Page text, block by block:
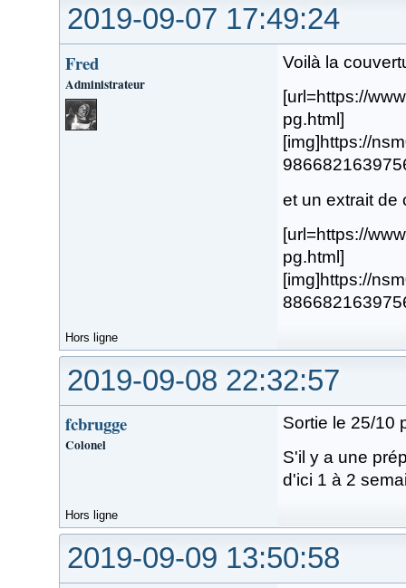
2019-09-07 17:49:24
Fred
Administrateur
Voilà la
[url=https://
pg.html]
[img]https://
et un extrait de
[url=https://
pg.html]
[img]https://
Hors ligne
2019-09-08 22:32:57
fcbrugge
Colonel
Sortie le 25/10
S'il y a une
d'ici 1 à 2
Hors ligne
2019-09-09 13:50:58